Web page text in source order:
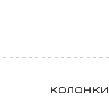
колонки